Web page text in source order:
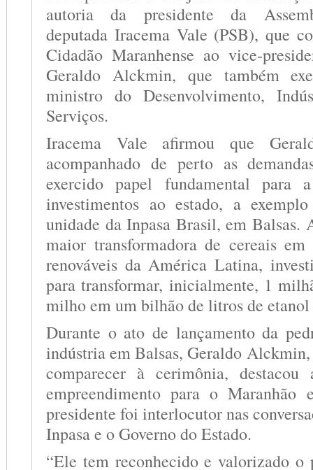
autoria da presidente da
deputada Iracema Vale (PSB), que
Cidadão Maranhense ao vice-
Geraldo Alckmin, que também
ministro do Desenvolvimento,
Serviços.
Iracema Vale afirmou que
acompanhado de perto as
exercido papel fundamental para
investimentos ao estado, a
unidade da Inpasa Brasil, em Balsas.
maior transformadora de cereais
renováveis da América Latina,
para transformar, inicialmente, 1
milho em um bilhão de litros de etanol
Durante o ato de lançamento da
indústria em Balsas, Geraldo Alckmin,
comparecer à cerimônia,
empreendimento para o
presidente foi interlocutor nas
Inpasa e o Governo do Estado.
“Ele tem reconhecido e valorizado o